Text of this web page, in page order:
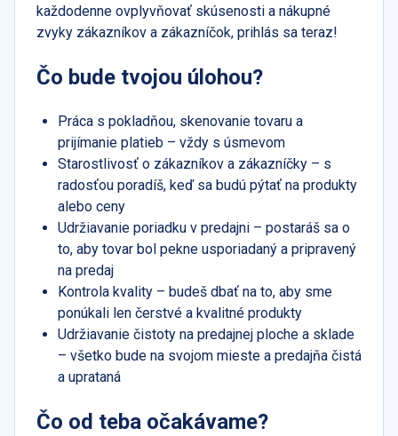
každodenne ovplyvňovať skúsenosti a nákupné
zvyky zákazníkov a zákazníčok, prihlás sa teraz!
Čo bude tvojou úlohou?
Práca s pokladňou, skenovanie tovaru a
prijímanie platieb – vždy s úsmevom
Starostlivosť o zákazníkov a zákazníčky – s
radosťou poradíš, keď sa budú pýtať na produkty
alebo ceny
Udržiavanie poriadku v predajni – postaráš sa o
to, aby tovar bol pekne usporiadaný a pripravený
na predaj
Kontrola kvality – budeš dbať na to, aby sme
ponúkali len čerstvé a kvalitné produkty
Udržiavanie čistoty na predajnej ploche a sklade
– všetko bude na svojom mieste a predajňa čistá
a uprataná
Čo od teba očakávame?